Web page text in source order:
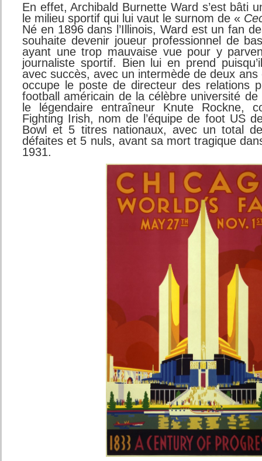
En effet, Archibald Burnette Ward s’est bâti
le milieu sportif qui lui vaut le surnom de «
Né en 1896 dans l’Illinois, Ward est un fan
souhaite devenir joueur professionnel de
ayant une trop mauvaise vue pour y
journaliste sportif. Bien lui en prend
avec succès, avec un intermède de deux
occupe le poste de directeur des relations
football américain de la célèbre université
le légendaire entraîneur Knute Rockne,
Fighting Irish, nom de l’équipe de foot US
Bowl et 5 titres nationaux, avec un total
défaites et 5 nuls, avant sa mort tragique
1931.